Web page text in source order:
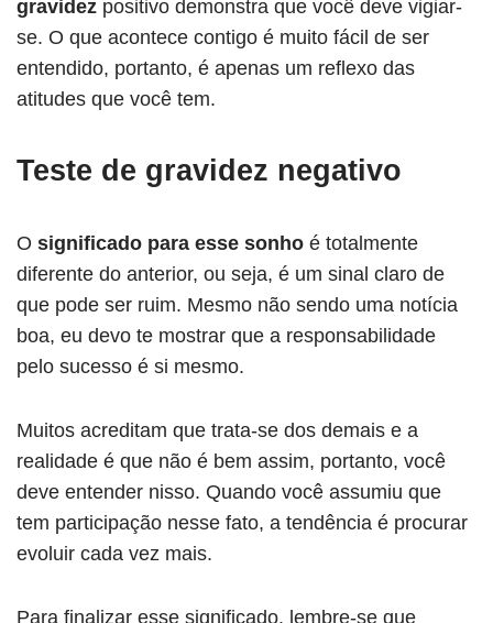
gravidez positivo demonstra que você deve vigiar-
se. O que acontece contigo é muito fácil de ser
entendido, portanto, é apenas um reflexo das
atitudes que você tem.
Teste de gravidez negativo
O significado para esse sonho é totalmente
diferente do anterior, ou seja, é um sinal claro de
que pode ser ruim. Mesmo não sendo uma notícia
boa, eu devo te mostrar que a responsabilidade
pelo sucesso é si mesmo.
Muitos acreditam que trata-se dos demais e a
realidade é que não é bem assim, portanto, você
deve entender nisso. Quando você assumiu que
tem participação nesse fato, a tendência é procurar
evoluir cada vez mais.
Para finalizar esse significado, lembre-se que